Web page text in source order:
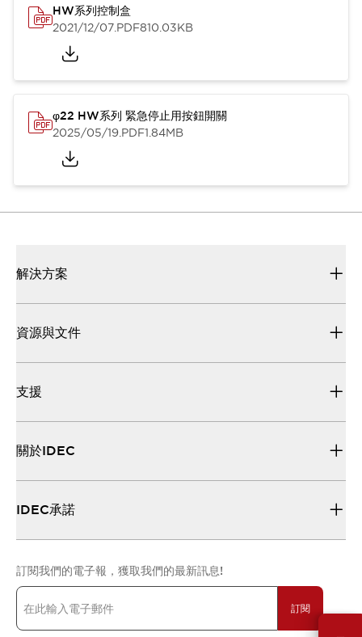
HW系列控制盒
2021/12/07.PDF810.03KB
φ22 HW系列 緊急停止用按鈕開關
2025/05/19.PDF1.84MB
解決方案
資源與文件
支援
關於IDEC
IDEC承諾
訂閱我們的電子報，獲取我們的最新訊息!
訂閱